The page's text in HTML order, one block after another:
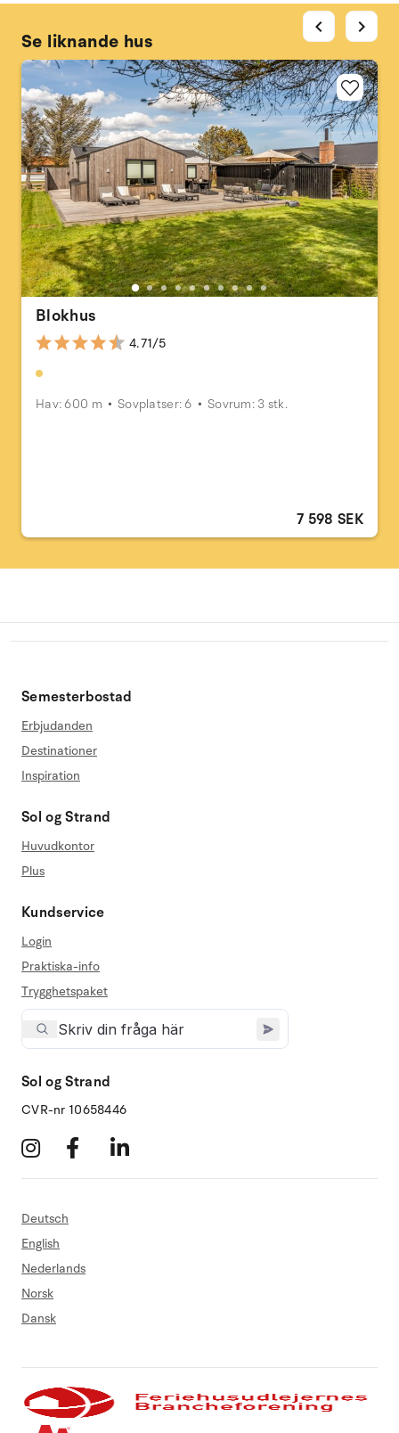
Se liknande hus
Blokhus
4.71/5
Hav: 600 m Sovplatser: 6 Sovrum: 3 stk.
7 598 SEK
chevron_left chevron_right
Semesterbostad
Erbjudanden
Destinationer
Inspiration
Sol og Strand
Huvudkontor
Plus
Kundservice
Login
Praktiska-info
Trygghetspaket
Sol og Strand
CVR-nr 10658446
Deutsch
English
Nederlands
Norsk
Dansk